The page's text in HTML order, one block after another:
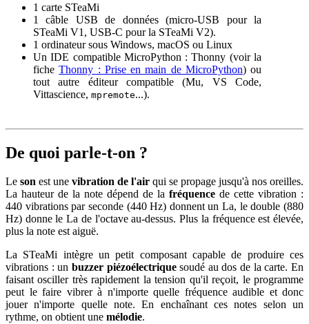
1 carte STeaMi
1 câble USB de données (micro-USB pour la
STeaMi V1, USB-C pour la STeaMi V2).
1 ordinateur sous Windows, macOS ou Linux
Un IDE compatible MicroPython : Thonny (voir la
ficheThonny : Prise en main de MicroPython) ou
tout autre éditeur compatible (Mu, VS Code,
Vittascience, mpremote...).
De quoi parle-t-on ?
Le son est une vibration de l'air qui se propage jusqu'à nos oreilles.
La hauteur de la note dépend de la fréquence de cette vibration :
440 vibrations par seconde (440 Hz) donnent un La, le double (880
Hz) donne le La de l'octave au-dessus. Plus la fréquence est élevée,
plus la note est aiguë.
La STeaMi intègre un petit composant capable de produire ces
vibrations : un buzzer piézoélectriquesoudé au dos de la carte. En
faisant osciller très rapidement la tension qu'il reçoit, le programme
peut le faire vibrer à n'importe quelle fréquence audible et donc
jouer n'importe quelle note. En enchaînant ces notes selon un
rythme, on obtient une mélodie.